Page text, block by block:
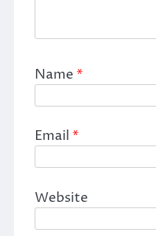
Name *
Email *
Website